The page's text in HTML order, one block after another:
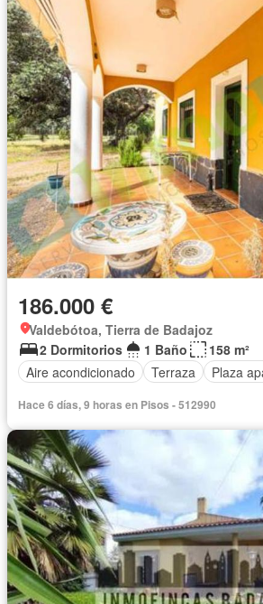
186.000 €
Valdebótoa, Tierra de Badajoz
2 Dormitorios
1 Baño
158 m²
Aire acondicionado
Terraza Plaza
Hace 6 días, 9 horas en Pisos - 512990